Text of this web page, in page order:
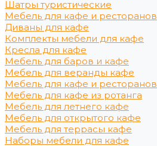
Шатры туристические
Мебель для кафе и ресторанов
Диваны для кафе
Комплекты мебели для кафе
Кресла для кафе
Мебель для баров и кафе
Мебель для веранды кафе
Мебель для кафе и ресторанов
Мебель для кафе из ротанга
Мебель для летнего кафе
Мебель для открытого кафе
Мебель для террасы кафе
Наборы мебели для кафе